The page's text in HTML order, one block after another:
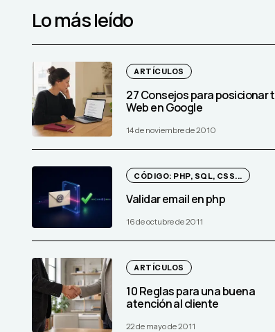
Lo más leído
ARTÍCULOS
27 Consejos para posicionar
Web en Google
14 de noviembre de 2010
CÓDIGO: PHP, SQL, CSS...
Validar email en php
16 de octubre de 2011
ARTÍCULOS
10 Reglas para una buena
atención al cliente
22 de mayo de 2011